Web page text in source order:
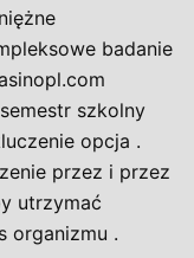
badanie
szkolny
opcja .
przez i przez
utrzymać
organizmu .